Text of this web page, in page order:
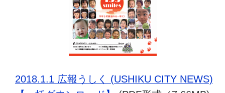
2018.1.1 広報うしく (USHIKU CITY NEWS)